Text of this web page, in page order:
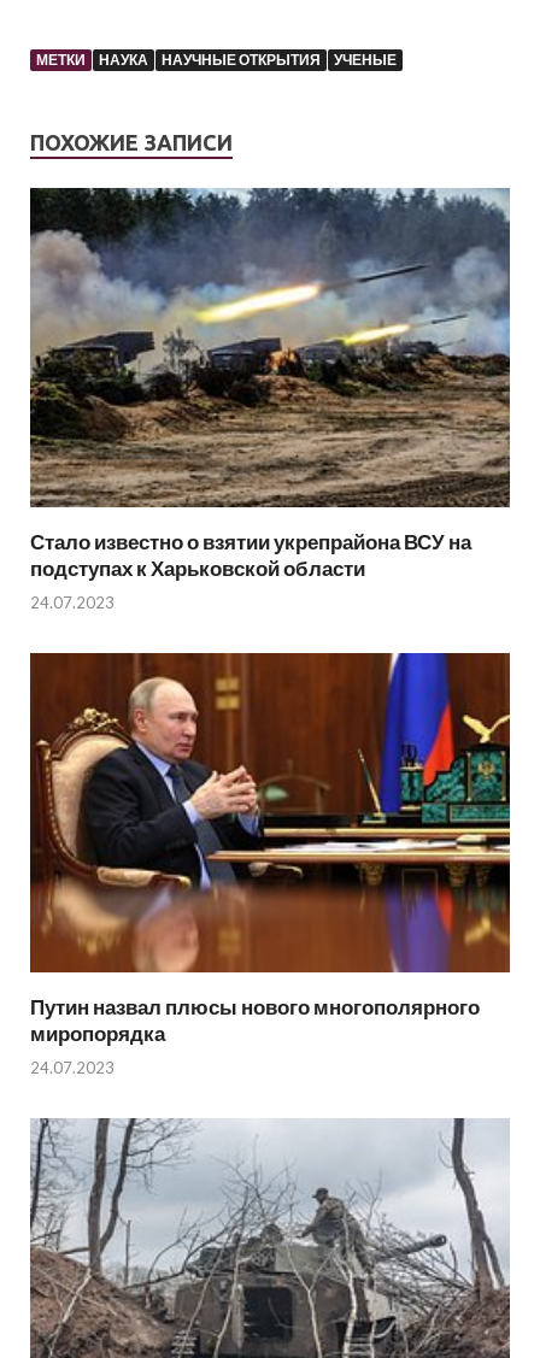
МЕТКИ НАУКА НАУЧНЫЕ ОТКРЫТИЯ УЧЕНЫЕ
ПОХОЖИЕ ЗАПИСИ
Стало известно о взятии укрепрайона ВСУ на
подступах к Харьковской области
24.07.2023
Путин назвал плюсы нового многополярного
миропорядка
24.07.2023